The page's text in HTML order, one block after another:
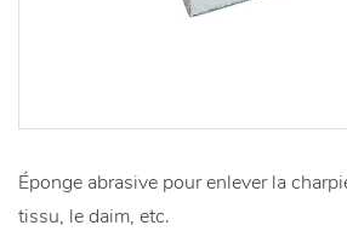
Éponge abrasive pour enlever la
tissu, le daim, etc.